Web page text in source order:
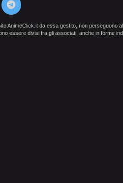
AnimeClick.it da essa gestito, non perseguono
essere divisi fra gli associati, anche in forme